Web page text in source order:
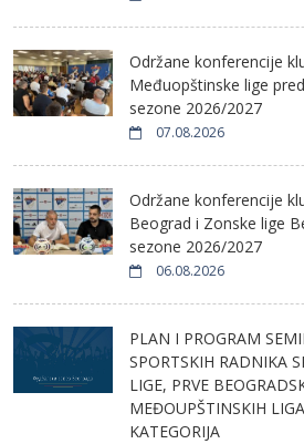
Održane konferencije
Međuopštinske lige
sezone 2026/2027
07.08.2026
Održane konferencije
Beograd i Zonske lige
sezone 2026/2027
06.08.2026
PLAN I PROGRAM
SPORTSKIH RADNIKA
LIGE, PRVE
MEĐOUPŠTINSKIH
KATEGORIJA